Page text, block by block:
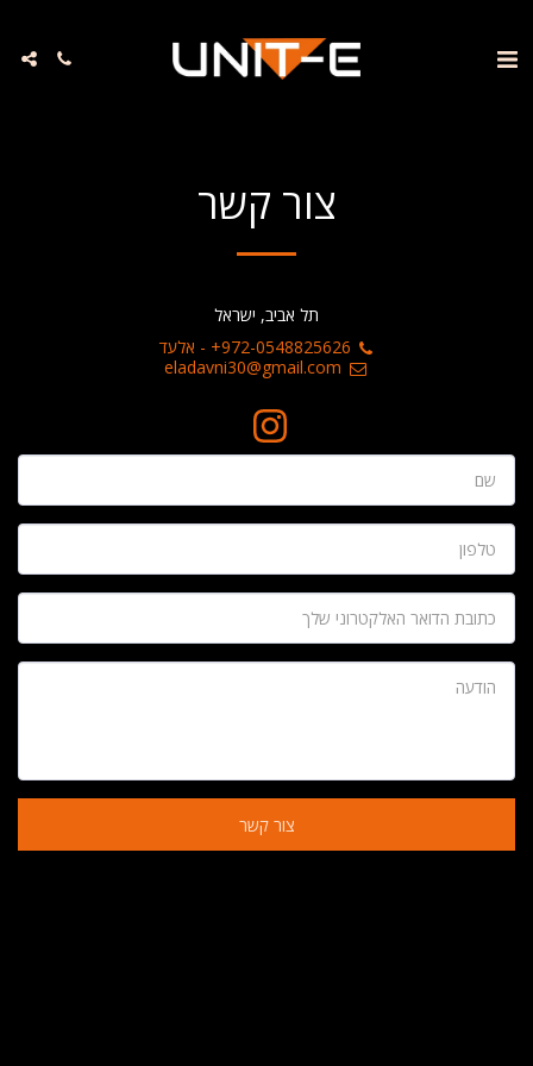
צור קשר
תל אביב, ישראל
+972-0548825626
- אלעד
eladavni30@gmail.com
צור קשר